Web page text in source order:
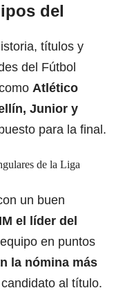
del
títulos y
del Fútbol
Atlético
Junior y
para la final.
de la Liga
un buen
el líder del
en puntos
la nómina más
al título.